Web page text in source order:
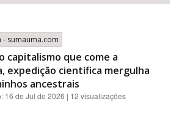
- sumauma.com
capitalismo que come a
expedição científica mergulha
ancestrais
16 de Jul de 2026 | 12 visualizações